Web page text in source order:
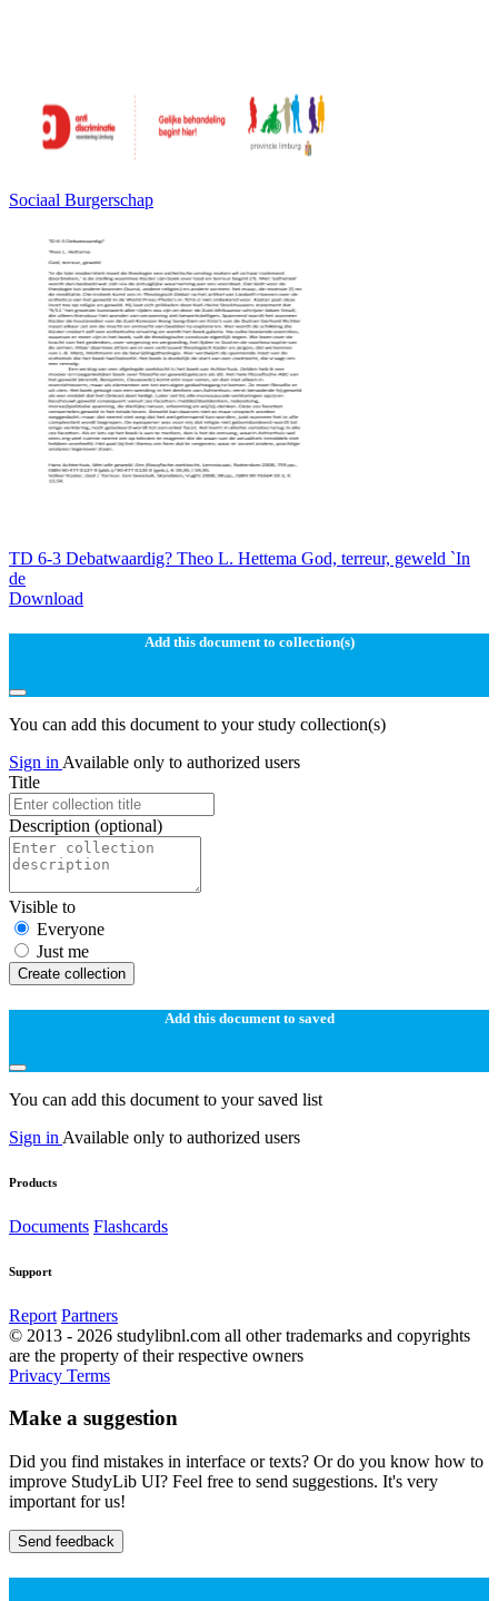
Sociaal Burgerschap
TD 6-3 Debatwaardig? Theo L. Hettema God, terreur, geweld `In
de
Download
Add this document to collection(s)
You can add this document to your study collection(s)
Sign in Available only to authorized users
Title
Description (optional)
Visible to
Everyone
Just me
Create collection
Add this document to saved
You can add this document to your saved list
Sign in Available only to authorized users
Products
Documents Flashcards
Support
Report Partners
© 2013 - 2026 studylibnl.com all other trademarks and copyrights
are the property of their respective owners
Privacy Terms
Make a suggestion
Did you find mistakes in interface or texts? Or do you know how to
improve StudyLib UI? Feel free to send suggestions. It's very
important for us!
Send feedback